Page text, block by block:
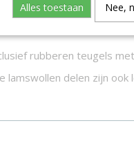
en wasbaar en
rubberen teugels
lamswollen delen zijn ook
Alles toestaan Nee,